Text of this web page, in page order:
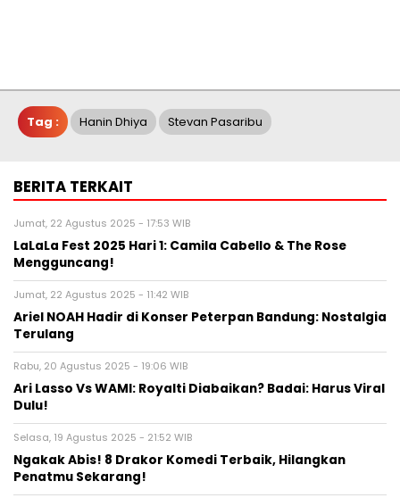
Tag : Hanin Dhiya Stevan Pasaribu
BERITA TERKAIT
Jumat, 22 Agustus 2025 - 17:53 WIB
LaLaLa Fest 2025 Hari 1: Camila Cabello & The Rose
Mengguncang!
Jumat, 22 Agustus 2025 - 11:42 WIB
Ariel NOAH Hadir di Konser Peterpan Bandung: Nostalgia
Terulang
Rabu, 20 Agustus 2025 - 19:06 WIB
Ari Lasso Vs WAMI: Royalti Diabaikan? Badai: Harus Viral
Dulu!
Selasa, 19 Agustus 2025 - 21:52 WIB
Ngakak Abis! 8 Drakor Komedi Terbaik, Hilangkan
Penatmu Sekarang!